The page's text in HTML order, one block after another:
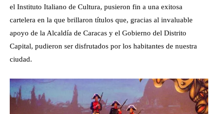
el Instituto Italiano de Cultura, pusieron fin a una exitosa
cartelera en la que brillaron títulos que, gracias al invaluable
apoyo de la Alcaldía de Caracas y el Gobierno del Distrito
Capital, pudieron ser disfrutados por los habitantes de nuestra
ciudad.